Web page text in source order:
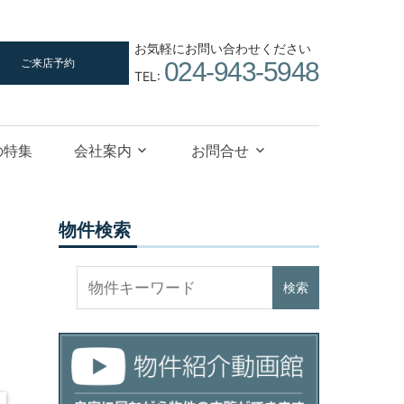
ご来店予約
お気軽にお問い合わせください
TEL: 024-943-5948
集 会社案内 お問合せ
物件検索